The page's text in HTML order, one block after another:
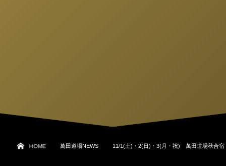
HOME 萬田道場NEWS 11/1(土)・2(日)・3(月・祝) 萬田道場秋合